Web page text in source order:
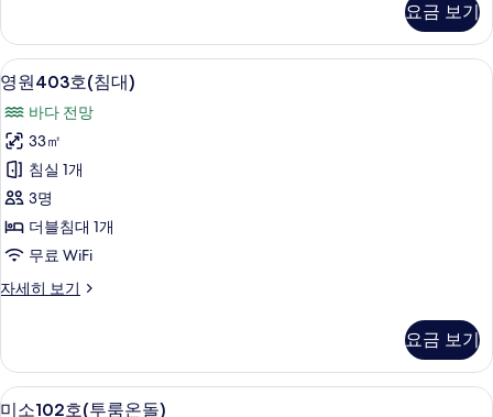
보
기
(침
대)
자
세
히
보
기
요금 보기
영
원
403
호
(침
대)
사
진
모
보
기
5
영원403호(침대)
바다 전망
33㎡
침실 1개
3명
더블침대 1개
무료 WiFi
자세히 보기
영
(침
대)
자
요금 보기
미 9
미소102호(투룸온돌)